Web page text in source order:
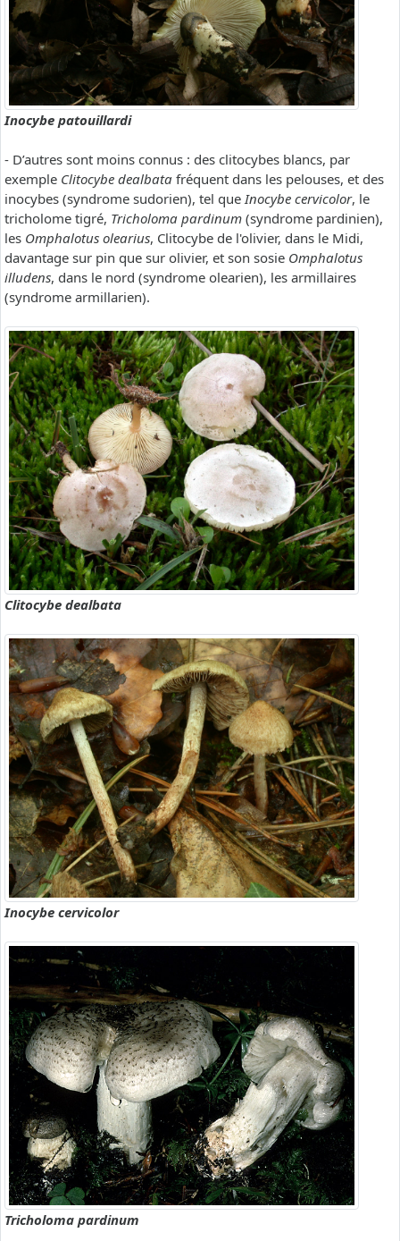
Inocybe patouillardi
- D’autres sont moins connus : des clitocybes blancs, par
exemple Clitocybe dealbata fréquent dans les pelouses, et des
inocybes (syndrome sudorien), tel queInocybe cervicolor, le
tricholome tigré, Tricholoma pardinum (syndrome pardinien),
les Omphalotus olearius, Clitocybe de l'olivier, dans le Midi,
davantage sur pin que sur olivier, et son sosie Omphalotus
illudens, dans le nord (syndrome olearien), les armillaires
(syndrome armillarien).
Clitocybe dealbata
Inocybe cervicolor
Tricholoma pardinum